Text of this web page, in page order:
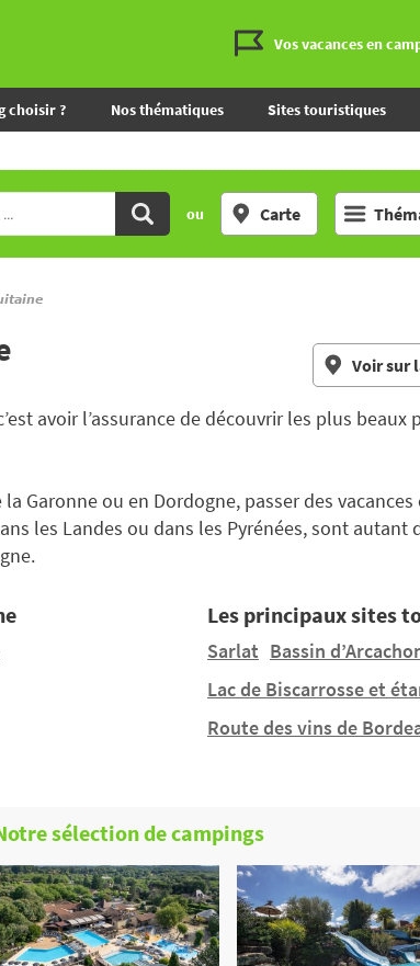
Vos vacances en
choisir ? Nos thématiques Sites touristiques
ou Carte
Voir sur
avoir l’assurance de découvrir les plus
la Garonne ou en Dordogne, passer des
les Landes ou dans les Pyrénées, sont autant
Les principaux sites
Sarlat Bassin
Lac de Biscarrosse et
Route des vins de
sélection de campings